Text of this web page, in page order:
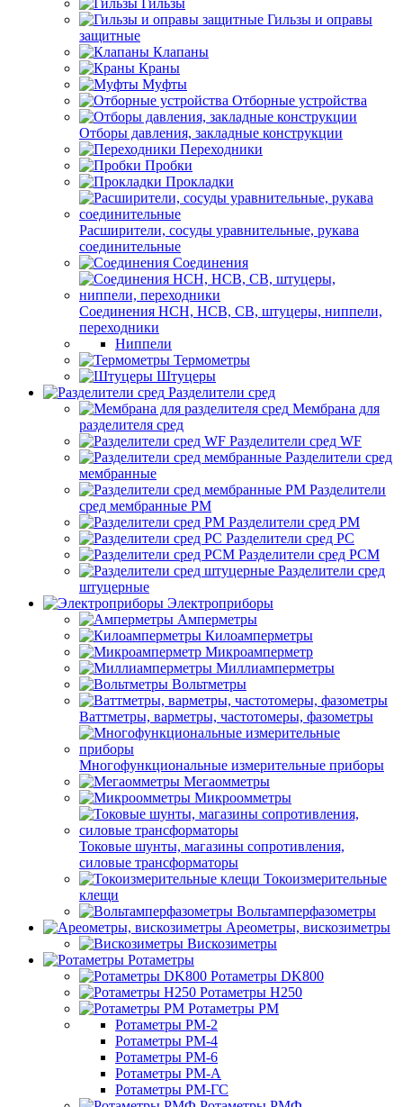
Гильзы
Гильзы и оправы
защитные
Клапаны
Краны
Муфты
Отборные устройства
Отборы давления, закладные конструкции
Переходники
Пробки
Прокладки
Расширители, сосуды уравнительные, рукава
соединительные
Соединения
Соединения НСН, НСВ, СВ, штуцеры, ниппели,
переходники
Ниппели
Термометры
Штуцеры
Разделители сред
Мембрана для
разделителя сред
Разделители сред WF
Разделители сред
мембранные
Разделители
сред мембранные РМ
Разделители сред РМ
Разделители сред РС
Разделители сред РСМ
Разделители сред
штуцерные
Электроприборы
Амперметры
Килоамперметры
Микроамперметр
Миллиамперметры
Вольтметры
Ваттметры, варметры, частотомеры, фазометры
Многофункциональные измерительные приборы
Мегаомметры
Микроомметры
Токовые шунты, магазины сопротивления,
силовые трансформаторы
Токоизмерительные
клещи
Вольтамперфазометры
Ареометры, вискозиметры
Вискозиметры
Ротаметры
Ротаметры DK800
Ротаметры H250
Ротаметры РМ
Ротаметры РМ-2
Ротаметры РМ-4
Ротаметры РМ-6
Ротаметры РМ-А
Ротаметры РМ-ГС